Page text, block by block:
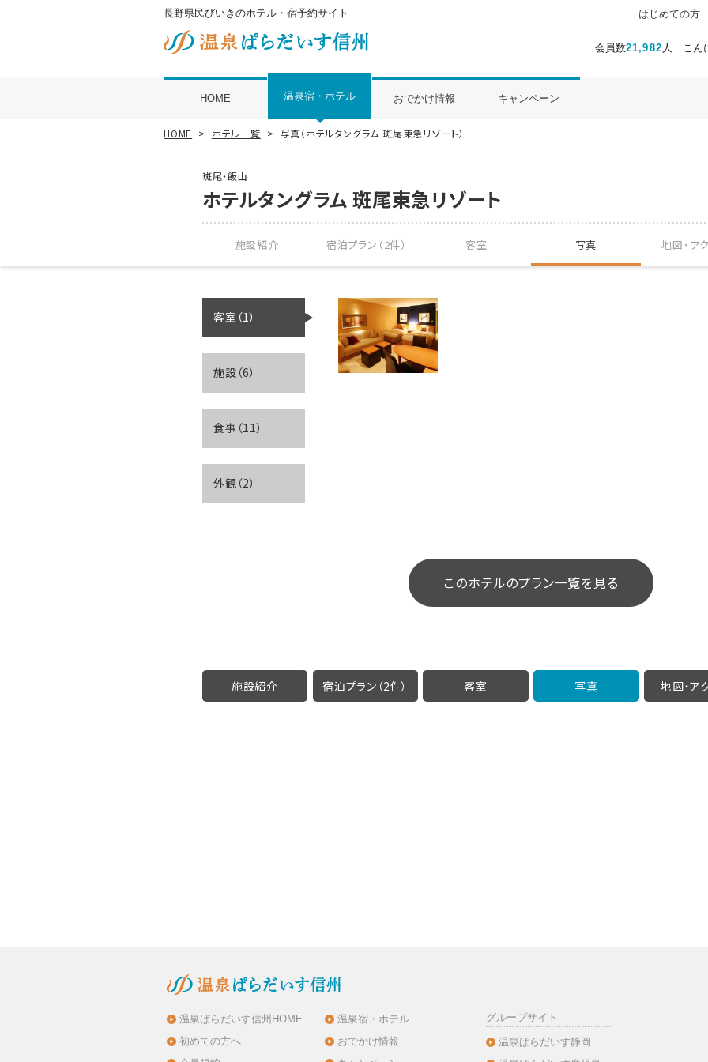
長野県民びいきのホテル・宿予約サイト
会員数21,982 人 こん
はじめての方
HOME 温泉宿・ホテル おでかけ情報 キャンペーン
HOME ホテル一覧 写真（ホテルタングラム 斑尾東急リゾート）
斑尾・飯山
ホテルタングラム 斑尾東急リゾート
施設紹介 宿泊プラン（2件） 客室 写真 地図・ ア
客室（1）
施設（6）
食事（11）
外観（2）
このホテルのプラン一覧を見る
施設紹介 宿泊プラン（2件） 客室 写真 地図・ア
温泉ぱらだいす信州HOME
初めての方へ
温泉宿・ホテル
おでかけ情報
グループサイト
温泉ぱらだいす静岡